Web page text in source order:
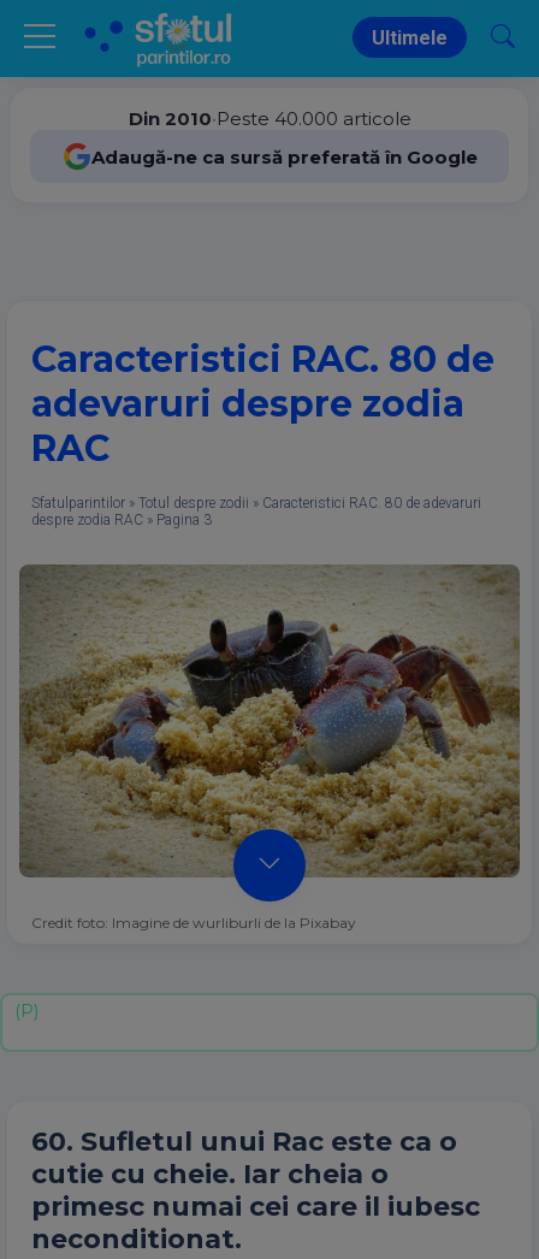
Ultimele
Din 2010•Peste 40.000 articole
Adaugă-ne ca sursă preferată în Google
Caracteristici RAC. 80 de
adevaruri despre zodia
RAC
Sfatulparintilor » Totul despre zodii » Caracteristici RAC. 80 de adevaruri
despre zodia RAC » Pagina 3
Credit foto: Imagine de wurliburli de la Pixabay
60. Sufletul unui Rac este ca o
cutie cu cheie. Iar cheia o
primesc numai cei care il iubesc
neconditionat.